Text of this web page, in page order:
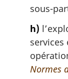
sous-
h)
services
Normes